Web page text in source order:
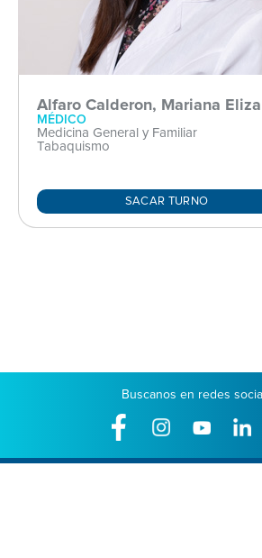
Alfaro Calderon, Mariana
MÉDICO
Medicina General y Familiar
Tabaquismo
SACAR TURNO
Buscanos en redes